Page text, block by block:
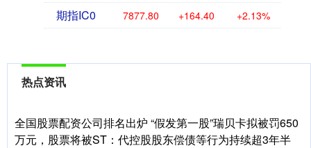
期指IC0 7877.80 +164.40 +2.13%
热点资讯
全国股票配资公司排名出炉 “假发第一股”瑞贝卡拟被罚650
万元，股票将被ST：代控股股东偿债等行为持续超3年半